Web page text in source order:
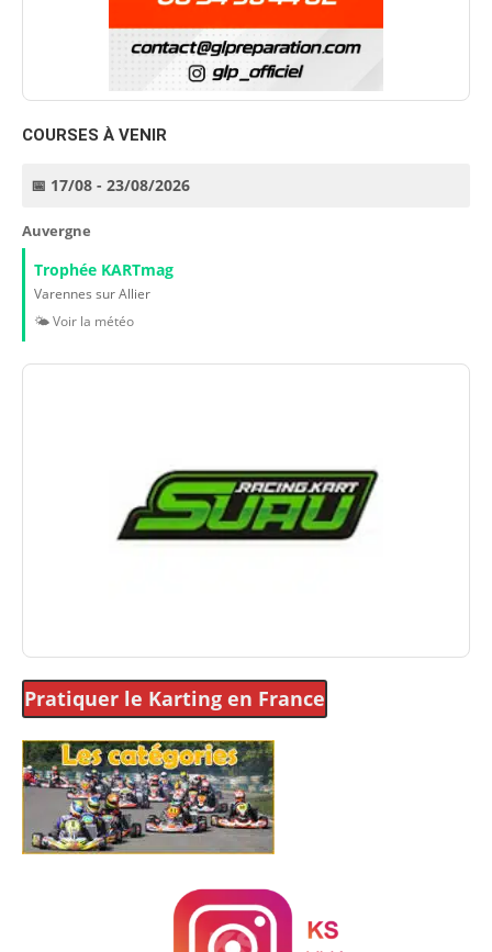
COURSES À VENIR
📅 17/08 - 23/08/2026
Auvergne
Trophée KARTmag
Varennes sur Allier
🌤️ Voir la météo
Pratiquer le Karting en France